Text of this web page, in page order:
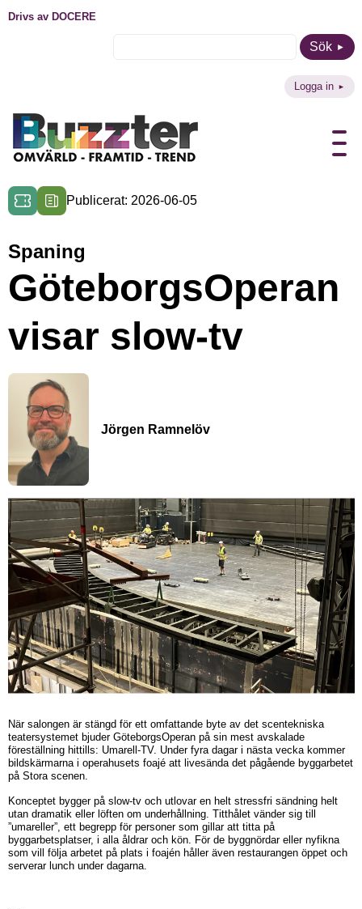
Drivs av DOCERE
Sök
Logga in
Publicerat: 2026-06-05
Spaning
GöteborgsOperan
visar slow-tv
Jörgen Ramnelöv
När salongen är stängd för ett omfattande byte av det scentekniska
teatersystemet bjuder GöteborgsOperan på sin mest avskalade
föreställning hittills: Umarell-TV. Under fyra dagar i nästa vecka kommer
bildskärmarna i operahusets foajé att livesända det pågående byggarbetet
på Stora scenen.
Konceptet bygger på slow-tv och utlovar en helt stressfri sändning helt
utan dramatik eller löften om underhållning. Titthålet vänder sig till
”umareller”, ett begrepp för personer som gillar att titta på
byggarbetsplatser, i alla åldrar och kön. För de byggnördar eller nyfikna
som vill följa arbetet på plats i foajén håller även restaurangen öppet och
serverar lunch under dagarna.